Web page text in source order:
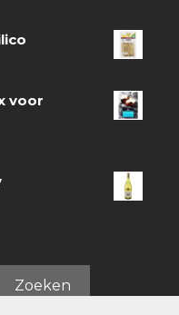
voor
Zoeken